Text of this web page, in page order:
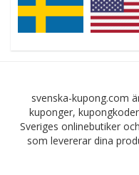
svenska-kupong.com
kuponger,
Sveriges onlinebutiker
som levererar dina